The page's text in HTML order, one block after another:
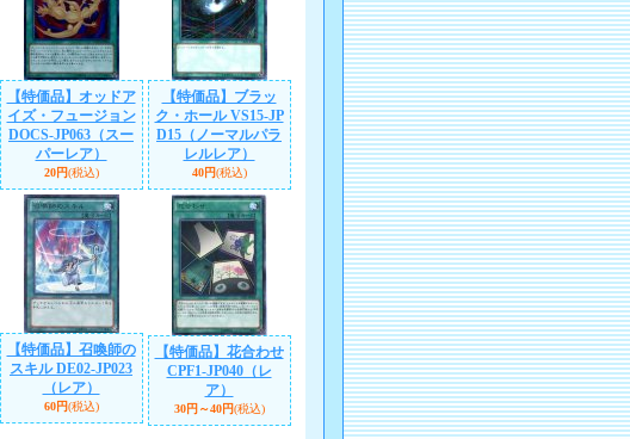
【特価品】オッドア
イズ・フュージョン
DOCS-JP063（スー
パーレア）
20円(税込)
【特価品】ブラッ
ク・ホール VS15-JP
D15（ノーマルパラ
レルレア）
40円(税込)
【特価品】召喚師の
スキル DE02-JP023
（レア）
60円(税込)
【特価品】花合わせ
CPF1-JP040（レ
ア）
30円～40円(税込)